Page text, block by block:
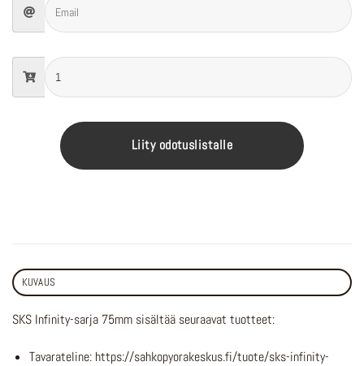
Liity odotuslistalle
KUVAUS
SKS Infinity-sarja 75mm sisältää seuraavat tuotteet:
Tavarateline: https://sahkopyorakeskus.fi/tuote/sks-infinity-